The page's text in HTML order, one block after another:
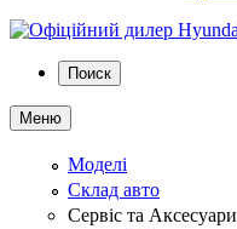
Поиск
Меню
Моделі
Склад авто
Сервіс та Аксесуари